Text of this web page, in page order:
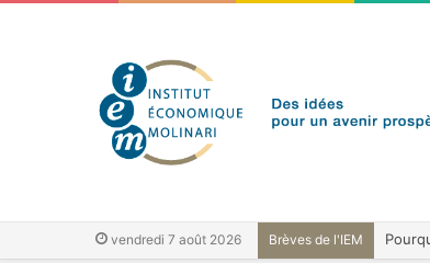
vendredi 7 août 2026 Brèves de l'IEM